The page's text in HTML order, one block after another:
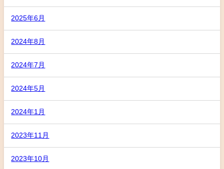
2025年6月
2024年8月
2024年7月
2024年5月
2024年1月
2023年11月
2023年10月